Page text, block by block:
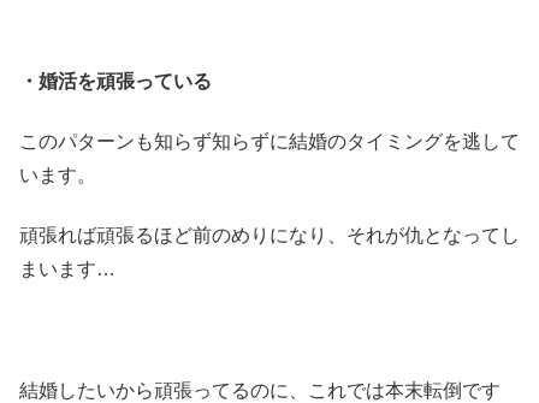
・婚活を頑張っている
このパターンも知らず知らずに結婚のタイミングを逃して
います。
頑張れば頑張るほど前のめりになり、それが仇となってし
まいます…
結婚したいから頑張ってるのに、これでは本末転倒です